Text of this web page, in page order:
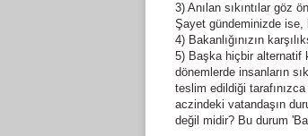
3) Anılan sıkıntılar göz
Şayet gündeminizde ise,
4) Bakanlığınızın
5) Başka hiçbir alternatif
dönemlerde insanların
teslim edildiği
aczindeki vatandaşın
değil midir? Bu durum